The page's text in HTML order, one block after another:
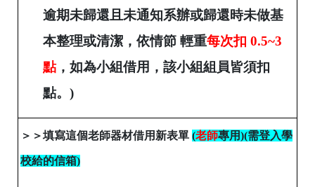
逾期未歸還且未通知系辦或歸還時未做基
本整理或清潔，依情節 輕重每次扣 0.5~3
點，如為小組借用，該小組組員皆須扣
點。)
＞ ＞填寫這個老師器材借用新表單 (老師專用)(需登入學
校給的信箱)